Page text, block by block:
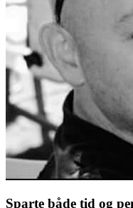
Sparte både tid og